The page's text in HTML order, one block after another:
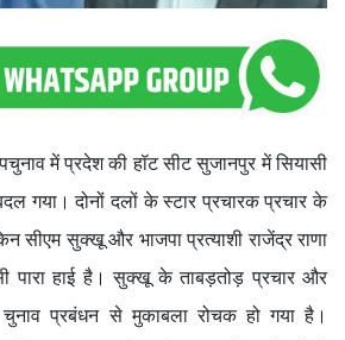
में प्रदेश की हॉट सीट सुजानपुर में सियासी
गया। दोनों दलों के स्टार प्रचारक प्रचार के
सीएम सुक्खू और भाजपा प्रत्याशी राजेंद्र राणा
पारा हाई है। सुक्खू के ताबड़तोड़ प्रचार और
चुनाव प्रबंधन से मुकाबला रोचक हो गया है।